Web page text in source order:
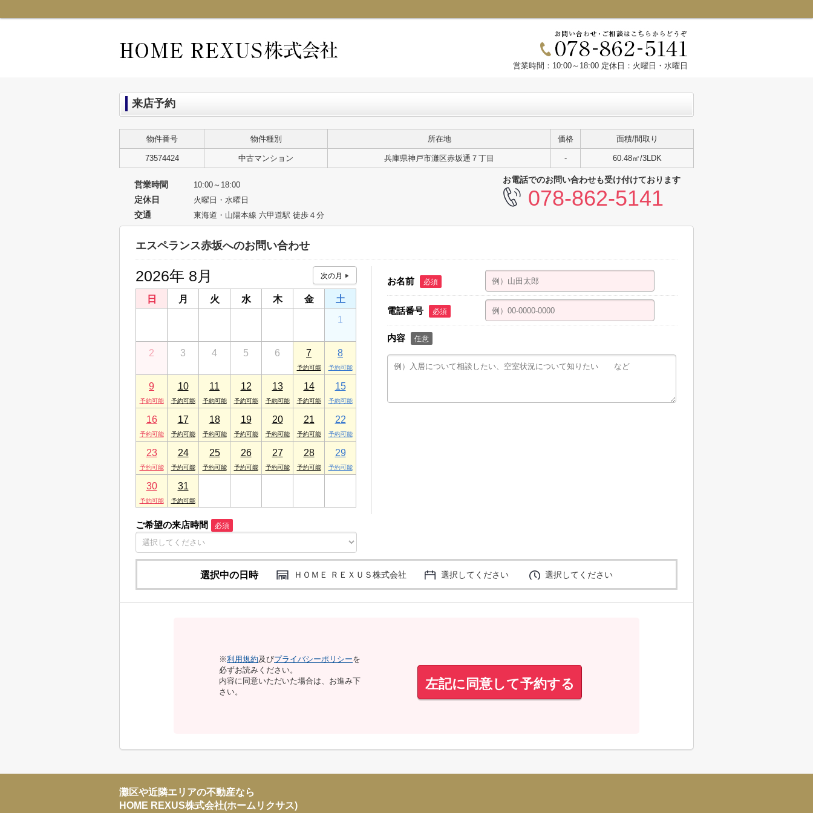
営業時間：10:00～18:00 定休日：火曜日・水曜日
来店予約
物件番号 物件種別 所在地 価格 面積/間取り
73574424 中古マンション 兵庫県神戸市灘区赤坂通７丁目 - 60.48㎡/3LDK
営業時間 10:00～18:00
定休日 火曜日・水曜日
交通 東海道・山陽本線 六甲道駅 徒歩４分
お電話でのお問い合わせも受け付けております
078-862-5141
エスペランス赤坂へのお問い合わせ
2026年 8月
日 月 火 水 木 金
土
1
2 3 4 5 6 7 8
9 10 11 12 13 14 15
16 17 18 19 20 21 22
23 24 25 26 27 28 29
30 31
ご希望の来店時間 必須
お名前 必須
電話番号 必須
内容 任意
選択中の日時 ＨＯＭＥ ＲＥＸＵＳ株式会社 選択してください 選択してください
※利用規約及びプライバシーポリシーを
必ずお読みください。
内容に同意いただいた場合は、お進み下
さい。
左記に同意して予約する
灘区や近隣エリアの不動産なら
HOME REXUS株式会社(ホームリクサス)